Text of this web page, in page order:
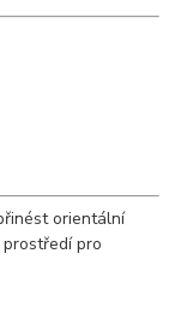
orientální
pro